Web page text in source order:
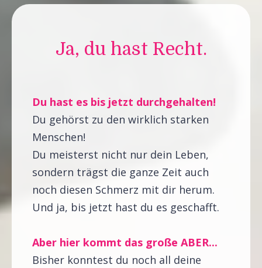
Ja, du hast Recht.
Du hast es bis jetzt durchgehalten!
Du gehörst zu den wirklich starken
Menschen!
Du meisterst nicht nur dein Leben,
sondern trägst die ganze Zeit auch
noch diesen Schmerz mit dir herum.
Und ja, bis jetzt hast du es geschafft.
Aber hier kommt das große ABER...
Bisher konntest du noch all deine